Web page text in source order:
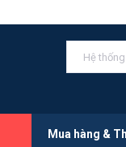
Mua hàng &